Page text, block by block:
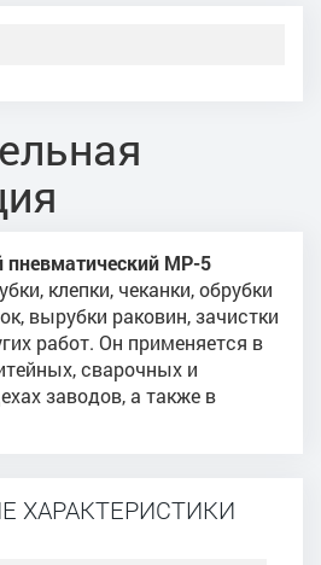
МР-5
клепки, чеканки, обрубки
вырубки раковин, зачистки
работ. Он применяется в
сварочных и
заводов, а также в
ХАРАКТЕРИСТИКИ